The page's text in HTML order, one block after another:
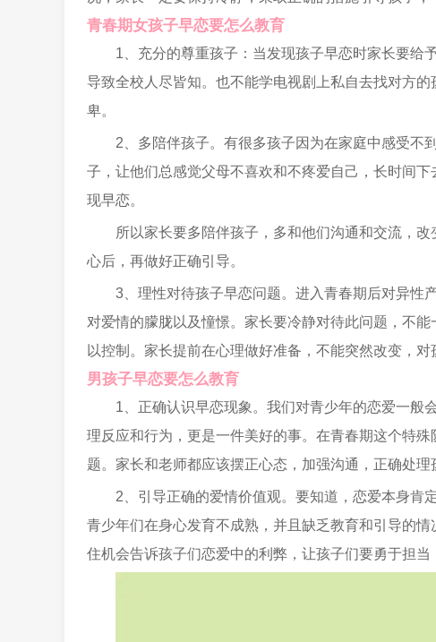
青春期女孩子早恋要怎么教育
1、充分的尊重孩子：当发现孩子早恋时家长要给
导致全校人尽皆知。也不能学电视剧上私自去找对方
卑。
2、多陪伴孩子。有很多孩子因为在家庭中感受不
子，让他们总感觉父母不喜欢和不疼爱自己，长时间
现早恋。
所以家长要多陪伴孩子，多和他们沟通和交流，
心后，再做好正确引导。
3、理性对待孩子早恋问题。进入青春期后对异性
对爱情的朦胧以及憧憬。家长要冷静对待此问题，不
以控制。家长提前在心理做好准备，不能突然改变，对
男孩子早恋要怎么教育
1、正确认识早恋现象。我们对青少年的恋爱一般
理反应和行为，更是一件美好的事。在青春期这个特
题。家长和老师都应该摆正心态，加强沟通，正确处理
2、引导正确的爱情价值观。要知道，恋爱本身肯
青少年们在身心发育不成熟，并且缺乏教育和引导的
住机会告诉孩子们恋爱中的利弊，让孩子们要勇于担当